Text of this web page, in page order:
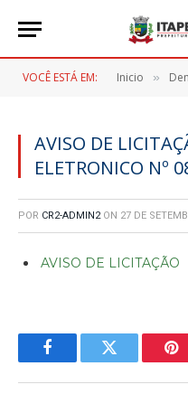
VOCÊ ESTÁ EM: Inicio »
AVISO DE
ELETRONICO Nº
POR CR2-ADMIN2 ON 27 DE
AVISO DE LICITAÇÃO
FacebookTwitter